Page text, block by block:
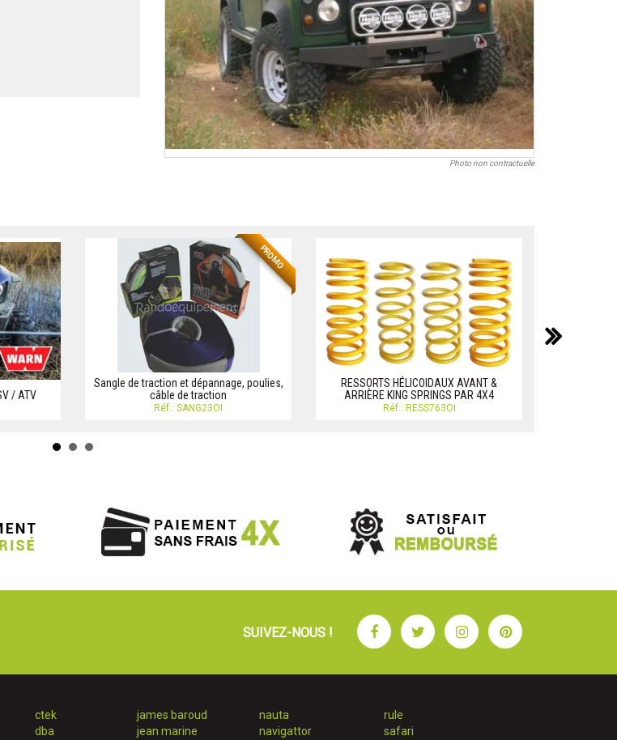
Photo non contractuelle
/ ATV
PROMO
Sangle de traction et dépannage, poulies,
câble de traction
Réf.: SANG23OI
RESSORTS HÉLICOIDAUX AVANT &
ARRIÈRE KING SPRINGS PAR 4X4
Réf.: RESS763OI
SUIVEZ-NOUS ! FacebookTwitterInstagramPinterest
ctek
dba
james baroud
jean marine
nauta
navigattor
rule
safari